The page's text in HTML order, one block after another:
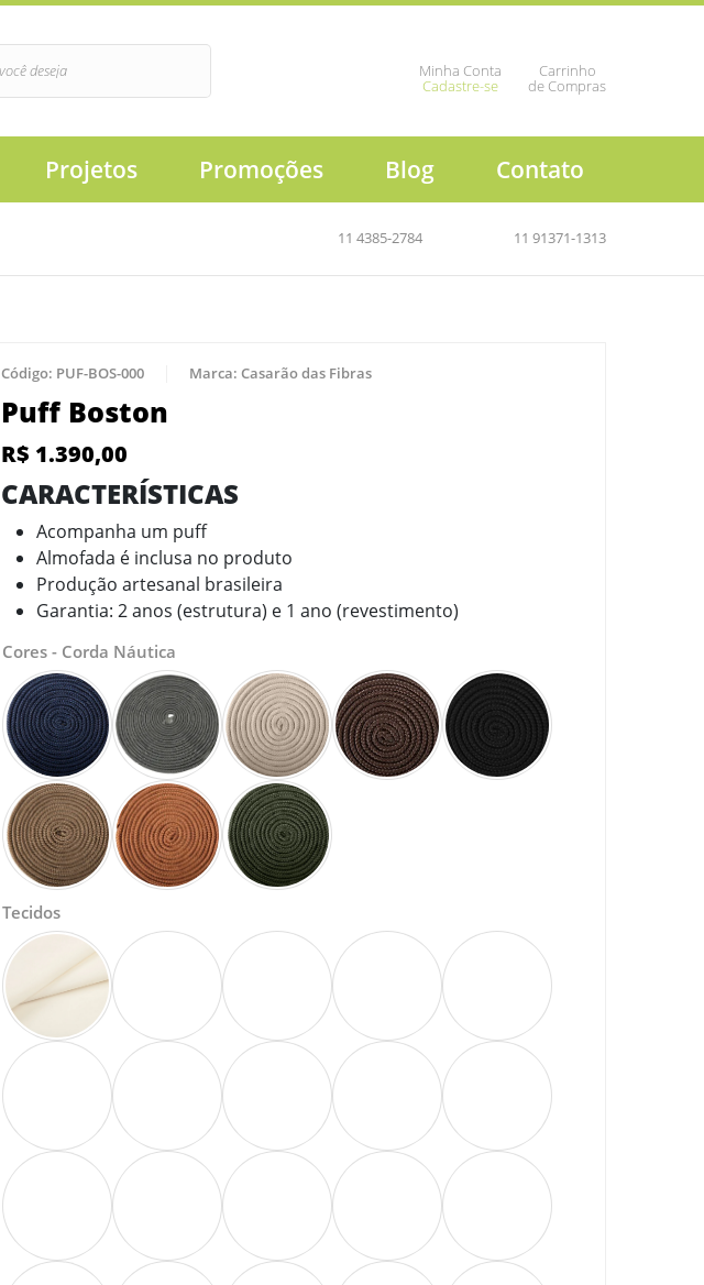
Minha Conta
Cadastre-se
Carrinho
de Compras
Projetos Promoções Blog Contato
11 4385-2784 11 91371-1313
Código: PUF-BOS-000 Marca: Casarão das Fibras
Puff Boston
R$ 1.390,00
CARACTERÍSTICAS
Acompanha um puff
Almofada é inclusa no produto
Produção artesanal brasileira
Garantia: 2 anos (estrutura) e 1 ano (revestimento)
Cores - Corda Náutica
Tecidos